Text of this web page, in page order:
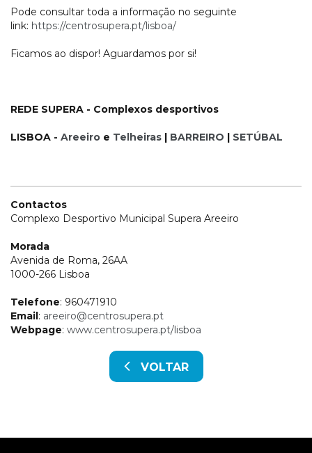
Pode consultar toda a informação no seguinte
link: https://centrosupera.pt/lisboa/
Ficamos ao dispor! Aguardamos por si!
REDE SUPERA - Complexos desportivos
LISBOA - Areeiro e Telheiras | BARREIRO | SETÚBAL
Contactos
Complexo Desportivo Municipal Supera Areeiro
Morada
Avenida de Roma, 26AA
1000-266 Lisboa
Telefone: 960471910
Email: areeiro@centrosupera.pt
Webpage: www.centrosupera.pt/lisboa
VOLTAR